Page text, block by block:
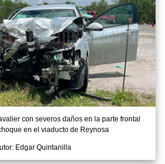
con severos daños en la parte frontal
en el viaducto de Reynosa
Edgar Quintanilla